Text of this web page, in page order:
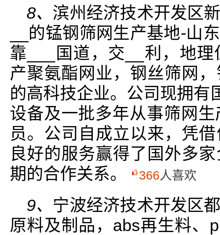
8、 滨州经济技术开发区
__的锰钢筛网生产基地-山
靠___国道，交__利，地
产聚氨酯网业，钢丝筛网
的高科技企业。公司现拥有
设备及一批多年从事筛网
员。公司自成立以来，凭
良好的服务赢得了国外多
期的合作关系。
366人喜欢
9、 宁波经济技术开发区
原料及制品，abs再生料、